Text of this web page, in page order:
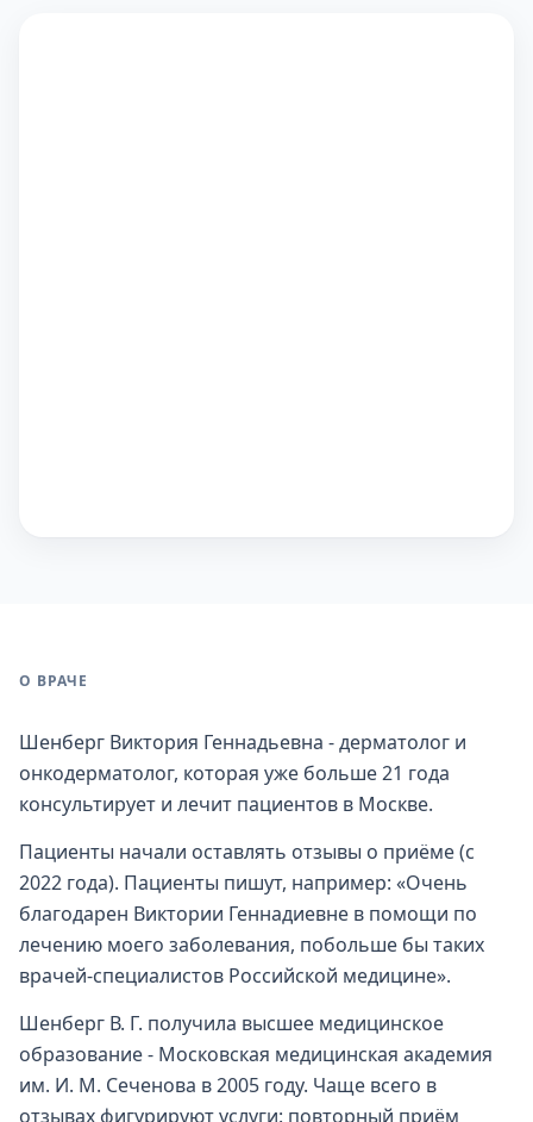
О ВРАЧЕ
Шенберг Виктория Геннадьевна - дерматолог и
онкодерматолог, которая уже больше 21 года
консультирует и лечит пациентов в Москве.
Пациенты начали оставлять отзывы о приёме (с
2022 года). Пациенты пишут, например: «Очень
благодарен Виктории Геннадиевне в помощи по
лечению моего заболевания, побольше бы таких
врачей-специалистов Российской медицине».
Шенберг В. Г. получила высшее медицинское
образование - Московская медицинская академия
им. И. М. Сеченова в 2005 году. Чаще всего в
отзывах фигурируют услуги: повторный приём